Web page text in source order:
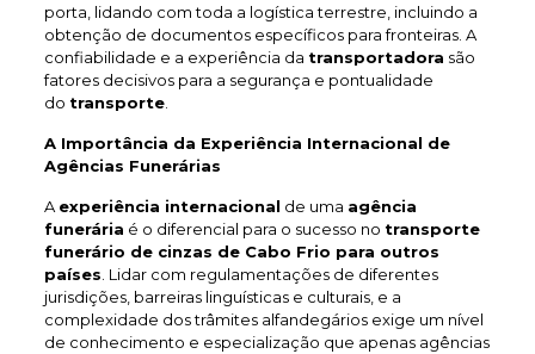
porta, lidando com toda a logística terrestre, incluindo a
obtenção de documentos específicos para fronteiras. A
confiabilidade e a experiência da transportadora são
fatores decisivos para a segurança e pontualidade
do transporte.
A Importância da Experiência Internacional de
Agências Funerárias
A experiência internacional de uma agência
funerária é o diferencial para o sucesso no transporte
funerário de cinzas de Cabo Frio para outros
países . Lidar com regulamentações de diferentes
jurisdições, barreiras linguísticas e culturais, e a
complexidade dos trâmites alfandegários exige um nível
de conhecimento e especialização que apenas agências